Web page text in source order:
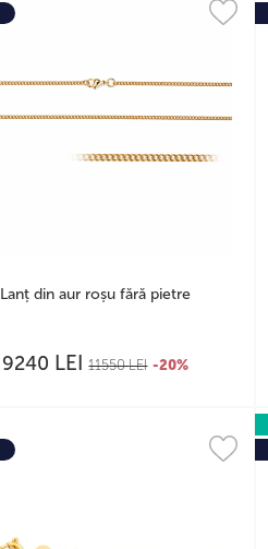
Lanț din aur roșu fără pietre
9240 LEI 11550LEI -20%